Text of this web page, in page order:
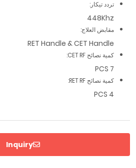
تردد تيكار:
448Khz
مقابض العلاج:
RET Handle & CET Handle
كمية نصائح CET RF:
7 PCS
كمية نصائح RET RF:
4 PCS
Inquiry